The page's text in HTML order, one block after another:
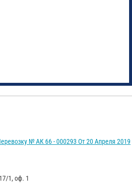
№ АК 66 - 000293 От 20 Апреля 2019
1, оф. 1